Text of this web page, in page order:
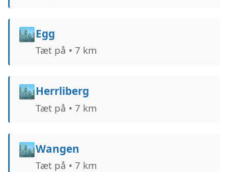
🏙️Egg
Tæt på • 7 km
🏙️Herrliberg
Tæt på • 7 km
🏙️Wangen
Tæt på • 7 km